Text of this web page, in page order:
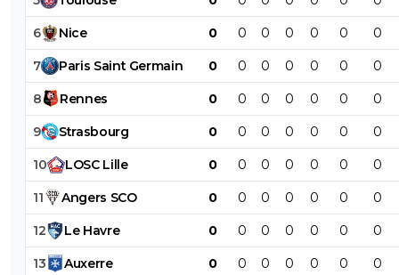
6 Nice 0 0 0 0 0 0 0
7 Paris Saint Germain 0 0 0 0 0 0 0
8 Rennes 0 0 0 0 0 0 0
9 Strasbourg 0 0 0 0 0 0 0
10 LOSC Lille 0 0 0 0 0 0 0
11 Angers SCO 0 0 0 0 0 0 0
12 Le Havre 0 0 0 0 0 0 0
13 Auxerre 0 0 0 0 0 0 0